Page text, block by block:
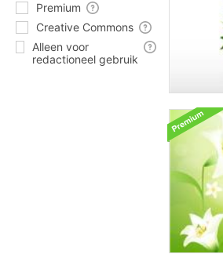
Premium
Creative Commons
Alleen voor
redactioneel gebruik